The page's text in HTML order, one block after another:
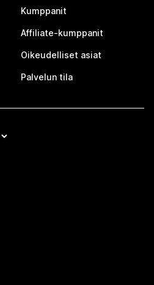
Kumppanit
Affiliate-kumppanit
Oikeudelliset asiat
Palvelun tila